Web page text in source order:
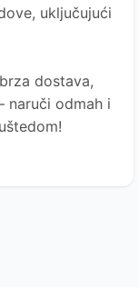
uključujući
dostava,
naruči odmah i